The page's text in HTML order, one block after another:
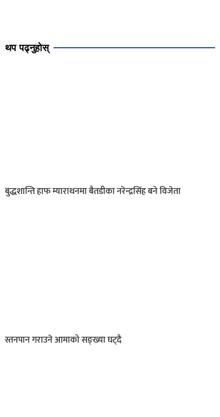
थप पढ्नुहोस्
बुद्धशान्ति हाफ म्याराथनमा बैतडीका नरेन्द्रसिंह बने विजेता
स्तनपान गराउने आमाको सङ्ख्या घट्दै